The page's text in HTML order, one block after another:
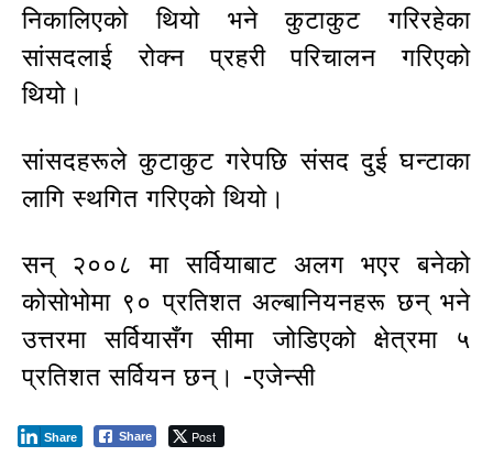
निकालिएको थियो भने कुटाकुट गरिरहेका
सांसदलाई रोक्न प्रहरी परिचालन गरिएको
थियो।
सांसदहरूले कुटाकुट गरेपछि संसद दुई घन्टाका
लागि स्थगित गरिएको थियो।
सन् २००८ मा सर्वियाबाट अलग भएर बनेको
कोसोभोमा ९० प्रतिशत अल्बानियनहरू छन् भने
उत्तरमा सर्वियासँग सीमा जोडिएको क्षेत्रमा ५
प्रतिशत सर्वियन छन्। -एजेन्सी
Share Post
Share